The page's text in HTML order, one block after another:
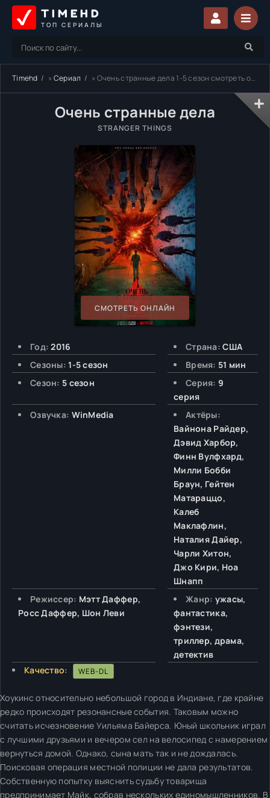
TIMEHD
ТОП СЕРИАЛЫ
Timehd »Сериал » Очень странные дела 1-5 сезон смотреть онлайн бесплатно
Очень странные дела
STRANGER THINGS
СМОТРЕТЬ ОНЛАЙН
Год: 2016 Страна: США
Сезоны: 1-5 сезон Время: 51 мин
Сезон: 5 сезон Серия: 9
серия
Озвучка: WinMedia
Актёры:
Вайнона Райдер,
Дэвид Харбор,
Финн Вулфхард,
Милли Бобби
Браун, Гейтен
Матараццо,
Калеб
Маклафлин,
Наталия Дайер,
Чарли Хитон,
Джо Кири, Ноа
Шнапп
Режиссер: Мэтт Даффер,
Росс Даффер, Шон Леви
Жанр: ужасы,
фантастика,
фэнтези,
триллер, драма,
детектив
Качество:
WEB-DL
Хоукинс относительно небольшой город в Индиане, где крайне
редко происходят резонансные события. Таковым можно
считать исчезновение Уильяма Байерса. Юный школьник играл
с лучшими друзьями и вечером сел на велосипед с намерением
вернуться домой. Однако, сына мать так и не дождалась.
Поисковая операция местной полиции не дала результатов.
Собственную попытку выяснить судьбу товарища
предпринимает Майк, собрав нескольких единомышленников. В